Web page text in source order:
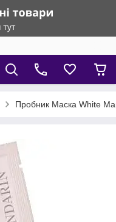
Пробник Маска White